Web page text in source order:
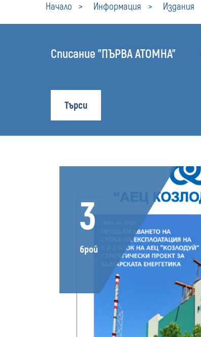
Начало Информация Издания
Списание "ПЪРВА АТОМНА"
Търси
3
брой